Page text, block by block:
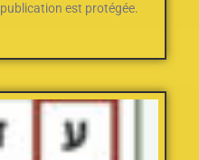
publication est protégée.